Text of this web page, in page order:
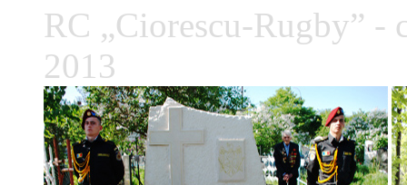
RC „Ciorescu-Rugby” -
2013